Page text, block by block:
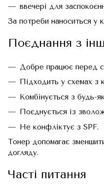
ввечері для
За потреби наноситься у
Поєднання з
Добре працює перед
Підходить у схемах з
Комбінується з будь-
Поєднується із
Не конфліктує з SPF.
Тонер допомагає
догляду.
Часті питання